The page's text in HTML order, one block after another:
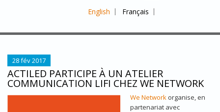
English Français
28 fév 2017
ACTILED PARTICIPE À UN ATELIER
COMMUNICATION LIFI CHEZ WE NETWORK
LOGO-WENETWORK-X2-RETINA.PNG
We Network organise, en
partenariat avec